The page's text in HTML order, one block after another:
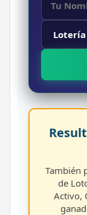
También
de
Activo,